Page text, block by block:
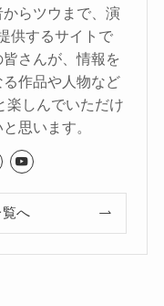
らツウまで、演
供するサイトで
さんが、情報を
作品や人物など
楽しんでいただけ
思います。
へ